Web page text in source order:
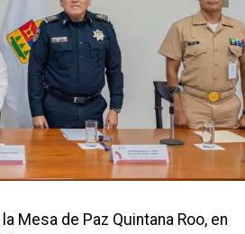
Mesa de Paz Quintana Roo, en